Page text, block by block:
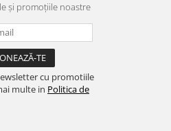
și promoțiile noastre
cu promotiile
multe in Politica de